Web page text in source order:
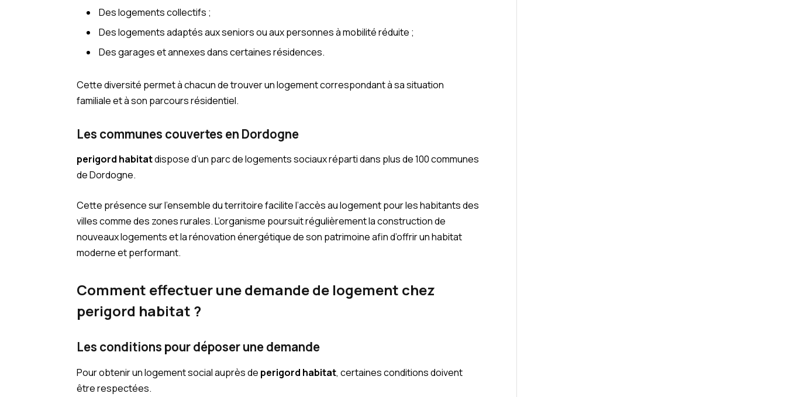
Des logements collectifs ;
Des logements adaptés aux seniors ou aux personnes à mobilité réduite ;
Des garages et annexes dans certaines résidences.
Cette diversité permet à chacun de trouver un logement correspondant à sa situation
familiale et à son parcours résidentiel.
Les communes couvertes en Dordogne
perigord habitatdispose d’un parc de logements sociaux réparti dans plus de 100 communes
de Dordogne.
Cette présence sur l’ensemble du territoire facilite l’accès au logement pour les habitants des
villes comme des zones rurales. L’organisme poursuit régulièrement la construction de
nouveaux logements et la rénovation énergétique de son patrimoine afin d’offrir un habitat
moderne et performant.
Comment effectuer une demande de logement chez
perigord habitat ?
Les conditions pour déposer une demande
Pour obtenir un logement social auprès de perigord habitat, certaines conditions doivent
être respectées.